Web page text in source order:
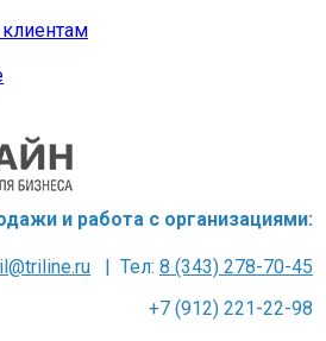
и работа с организациями:
| Тел: 8 (343) 278-70-45
+7 (912) 221-22-98